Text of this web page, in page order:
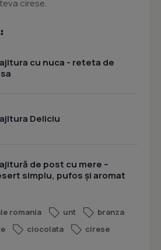
cirese.
cu nuca - reteta de
Deliciu
de post cu mere –
simplu, pufos și aromat
romania unt
branza
ciocolata cirese